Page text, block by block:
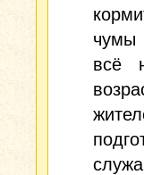
чумы
всё